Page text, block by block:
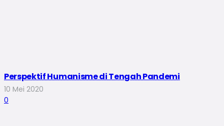
Perspektif Humanisme di Tengah Pandemi
10 Mei 2020
0